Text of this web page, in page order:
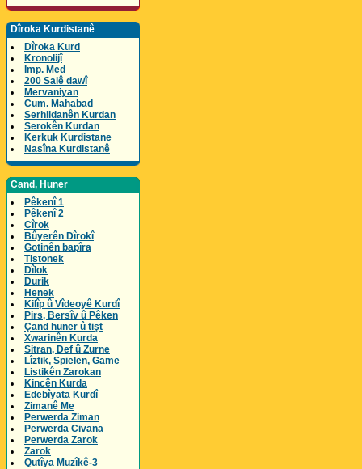
Dîroka Kurdistanê
Dîroka Kurd
Kronolijî
Imp. Med
200 Salê dawî
Mervaniyan
Cum. Mahabad
Serhildanên Kurdan
Serokên Kurdan
Kerkuk Kurdistane
Nasîna Kurdistanê
Cand, Huner
Pêkenî 1
Pêkenî 2
Cîrok
Bûyerên Dîrokî
Gotinên bapîra
Tistonek
Dîlok
Durik
Henek
Kilîp û Vîdeoyê Kurdî
Pirs, Bersîv û Pêken
Çand huner û tişt
Xwarinên Kurda
Sitran, Def û Zurne
Lîztik, Spielen, Game
Listikên Zarokan
Kincên Kurda
Edebîyata Kurdî
Zimanê Me
Perwerda Ziman
Perwerda Civana
Perwerda Zarok
Zarok
Qutîya Muzîkê-3